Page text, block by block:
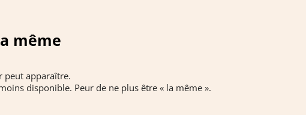
même
peut apparaître.
disponible. Peur de ne plus être « la même ».